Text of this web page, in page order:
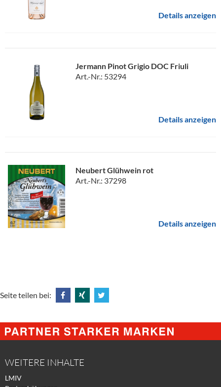
Details anzeigen
Jermann Pinot Grigio DOC Friuli
Art.-Nr.: 53294
Details anzeigen
Neubert Glühwein rot
Art.-Nr.: 37298
Details anzeigen
Seite teilen bei:
@
Facebook
@
Xing
@
Twitter
WEITERE INHALTE
LMIV